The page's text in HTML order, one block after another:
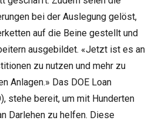
bei der Auslegung gelöst,
auf die Beine gestellt und
ausgebildet. «Jetzt ist es an
zu nutzen und mehr zu
Anlagen.» Das DOE Loan
stehe bereit, um mit Hunderten
Darlehen zu helfen. Diese